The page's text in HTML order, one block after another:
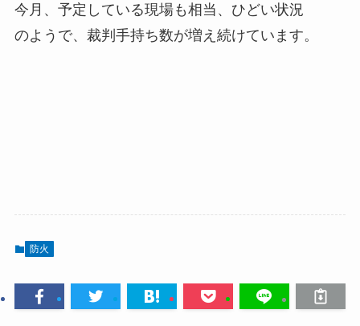
今月、予定している現場も相当、ひどい状況
のようで、裁判手持ち数が増え続けています。
防火